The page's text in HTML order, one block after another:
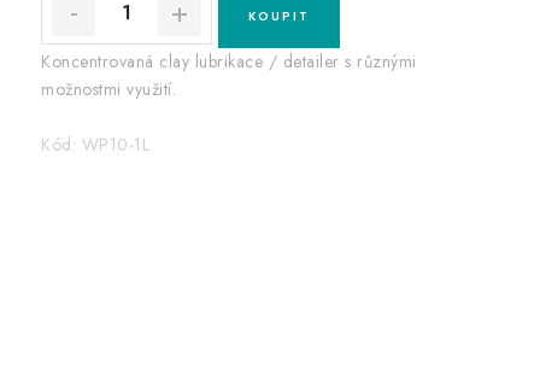
Koncentrovaná clay lubrikace / detailer s různými
možnostmi využití.
Kód: WP10-1L